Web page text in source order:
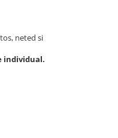
neted si
individual.